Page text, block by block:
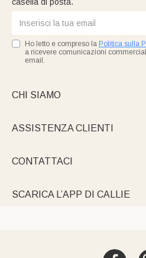
casella di posta.
Ho letto e compreso la Politica sulla
a ricevere comunicazioni
email.
CHI SIAMO
ASSISTENZA CLIENTI
CONTATTACI
SCARICA L’APP DI CALLIE